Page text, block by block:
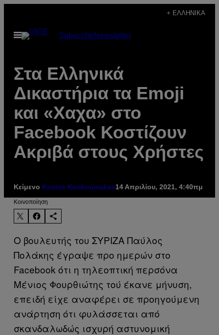
περιεχόμενο
+ ΕΛΛΗΝΙΚΆ
Ανοίξτε
το
SubscribeNewsletter
Στα Ελληνικά
Δικαστήρια τα Emoji
και «Χαχα» στο
Facebook Κοστίζουν
Ακριβά στους Χρήστες
Κείμενο Kostas Koukoumakas14 Απριλίου, 2021, 4:40πμ
Kοινοποίηση
Ο βουλευτής του ΣΥΡΙΖΑ Παύλος
Πολάκης έγραψε προ ημερών στο
Facebook ότι η τηλεοπτική περσόνα
Μένιος Φουρθιώτης τού έκανε μήνυση,
επειδή είχε αναφέρει σε προηγούμενη
ανάρτηση ότι φυλάσσεται από
σκανδαλωδώς ισχυρή αστυνομική